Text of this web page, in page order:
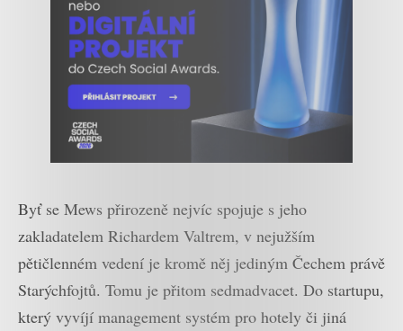
Byť se Mews přirozeně nejvíc spojuje s jeho
zakladatelem Richardem Valtrem, v nejužším
pětičlenném vedení je kromě něj jediným Čechem právě
Starýchfojtů. Tomu je přitom sedmadvacet. Do startupu,
který vyvíjí management systém pro hotely či jiná